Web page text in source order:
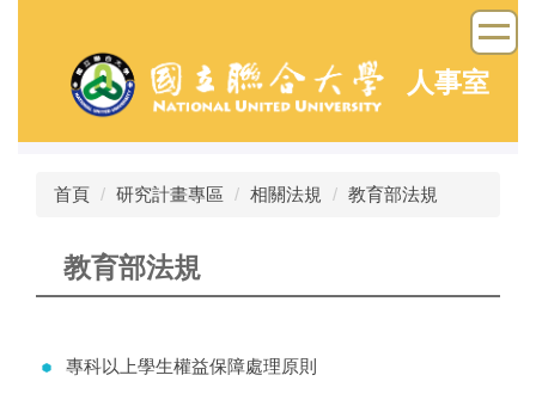
容
人事室
首頁 研究計畫專區 相關法規 教育部法規
教育部法規
專科以上學生權益保障處理原則